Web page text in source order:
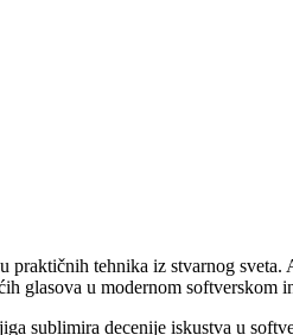
tehnika iz stvarnog
glasova u modernom softverskom
sublimira decenije iskustva u